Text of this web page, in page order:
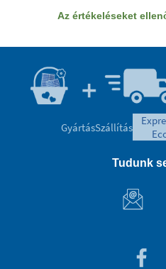
Az értékeléseket
GyártásSzállítás
Tudunk